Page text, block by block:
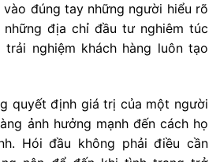
đúng tay những người hiểu rõ
địa chỉ đầu tư nghiêm túc
nghiệm khách hàng luôn tạo
quyết định giá trị của một người
ảnh hưởng mạnh đến cách họ
Hói đầu không phải điều cần